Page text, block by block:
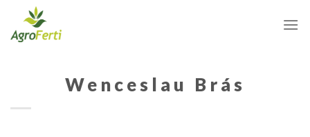
content
Wenceslau Brás